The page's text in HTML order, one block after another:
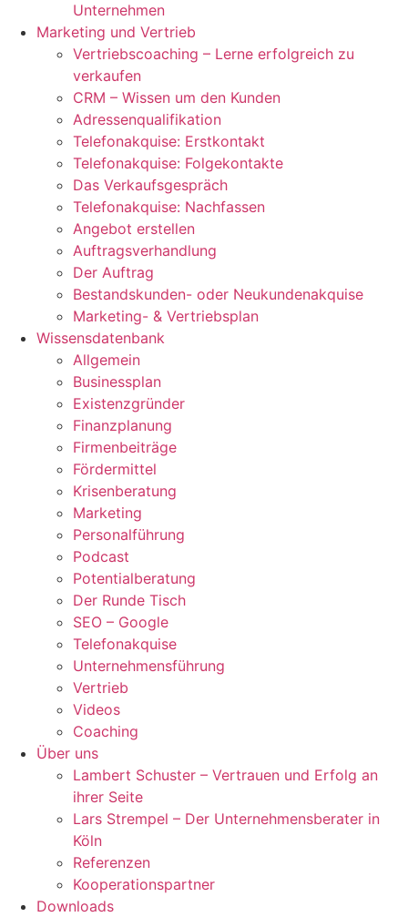
Unternehmen
Marketing und Vertrieb
Vertriebscoaching – Lerne erfolgreich zu
verkaufen
CRM – Wissen um den Kunden
Adressenqualifikation
Telefonakquise: Erstkontakt
Telefonakquise: Folgekontakte
Das Verkaufsgespräch
Telefonakquise: Nachfassen
Angebot erstellen
Auftragsverhandlung
Der Auftrag
Bestandskunden- oder Neukundenakquise
Marketing- & Vertriebsplan
Wissensdatenbank
Allgemein
Businessplan
Existenzgründer
Finanzplanung
Firmenbeiträge
Fördermittel
Krisenberatung
Marketing
Personalführung
Podcast
Potentialberatung
Der Runde Tisch
SEO – Google
Telefonakquise
Unternehmensführung
Vertrieb
Videos
Coaching
Über uns
Lambert Schuster – Vertrauen und Erfolg an
ihrer Seite
Lars Strempel – Der Unternehmensberater in
Köln
Referenzen
Kooperationspartner
Downloads